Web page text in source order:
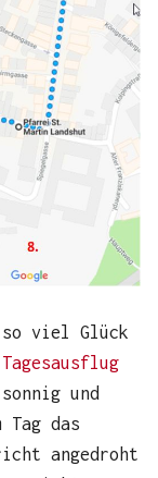
viel Glück
Tagesausflug
und
das
angedroht